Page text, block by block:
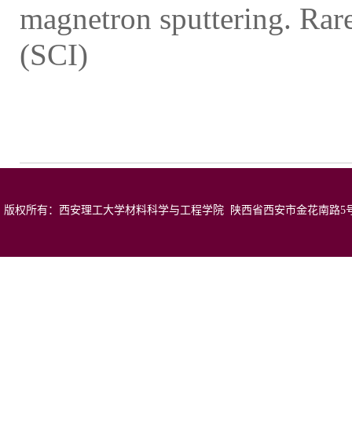
magnetron sputtering.
(SCI)
版权所有：西安理工大学材料科学与工程学院 陕西省西安市金花南路5